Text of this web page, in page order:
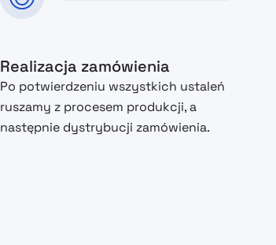
Realizacja zamówienia
Po potwierdzeniu wszystkich ustaleń
ruszamy z procesem produkcji, a
następnie dystrybucji zamówienia.